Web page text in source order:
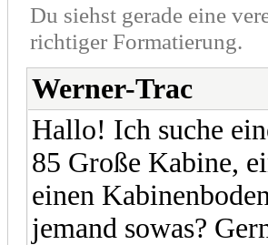
Du siehst gerade eine
richtiger Formatierung.
Werner-Trac
Hallo! Ich suche
85 Große Kabine,
einen
jemand sowas?